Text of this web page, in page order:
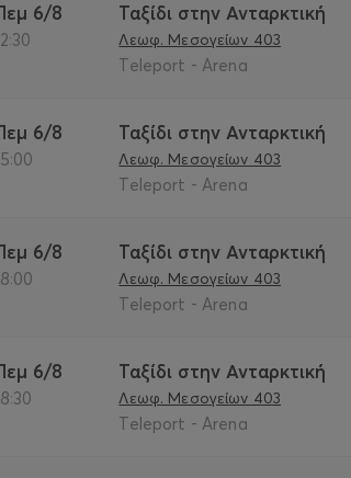
Πεμ 6/8
12:30
Ταξίδι στην Ανταρκτική
Λεωφ. Μεσογείων 403
Teleport - Arena
Πεμ 6/8
15:00
Ταξίδι στην Ανταρκτική
Λεωφ. Μεσογείων 403
Teleport - Arena
Πεμ 6/8
18:00
Ταξίδι στην Ανταρκτική
Λεωφ. Μεσογείων 403
Teleport - Arena
Πεμ 6/8
18:30
Ταξίδι στην Ανταρκτική
Λεωφ. Μεσογείων 403
Teleport - Arena